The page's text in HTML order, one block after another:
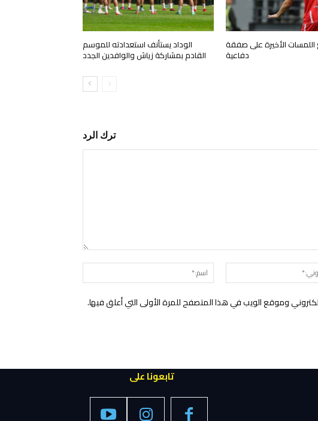
اللمسات الأخيرة على صفقة
دفاعية
الوداد يستأنف استعدادته للموسم
القادم بمشاركة زياش والوافدين الجدد
ترك الرد
التعليق:
اسم:*
البريد
الإلكتروني:*
وموقع الويب في هذا المتصفح للمرة الأولى التي أعلق فيها.
تابعونا على